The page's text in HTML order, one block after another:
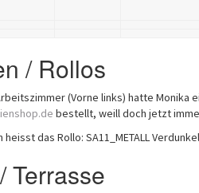
/ Rollos
(Vorne links) hatte Monika
bestellt, weill doch jetzt
heisst das Rollo: SA11_METALL
Terrasse